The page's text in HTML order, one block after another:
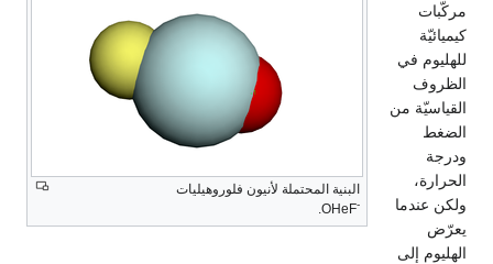
البنية المحتملة لأنيون فلوروهيليات
-
OHeF.
مركّبات
كيميائيّة
للهليوم في
الظروف
القياسيّة من
الضغط
ودرجة
الحرارة،
ولكن عندما
يعرّض
الهليوم إلى